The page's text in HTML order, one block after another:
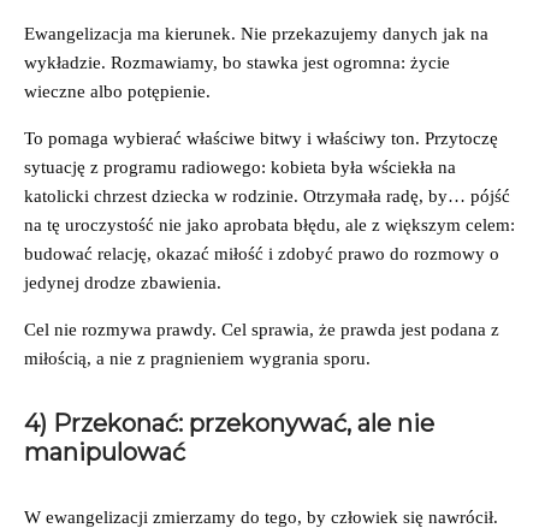
Ewangelizacja ma kierunek. Nie przekazujemy danych jak na
wykładzie. Rozmawiamy, bo stawka jest ogromna: życie
wieczne albo potępienie.
To pomaga wybierać właściwe bitwy i właściwy ton. Przytoczę
sytuację z programu radiowego: kobieta była wściekła na
katolicki chrzest dziecka w rodzinie. Otrzymała radę, by… pójść
na tę uroczystość nie jako aprobata błędu, ale z większym celem:
budować relację, okazać miłość i zdobyć prawo do rozmowy o
jedynej drodze zbawienia.
Cel nie rozmywa prawdy. Cel sprawia, że prawda jest podana z
miłością, a nie z pragnieniem wygrania sporu.
4) Przekonać: przekonywać, ale nie
manipulować
W ewangelizacji zmierzamy do tego, by człowiek się nawrócił.